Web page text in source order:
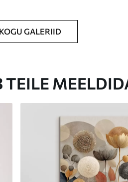
GALERIID